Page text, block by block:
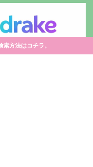
方法はコチラ。